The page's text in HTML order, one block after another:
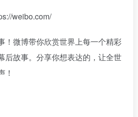
weibo.com/
！微博带你欣赏世界上每一个精彩
后故事。分享你想表达的，让全世
！